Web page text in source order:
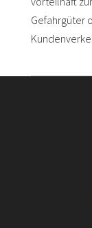
Gefahrgüter